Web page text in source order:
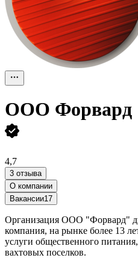
ООО Форвард
4,7
3 отзыва
О компании
Вакансии17
Организация ООО "Форвард"
компания, на рынке более 13
услуги общественного
вахтовых поселков.